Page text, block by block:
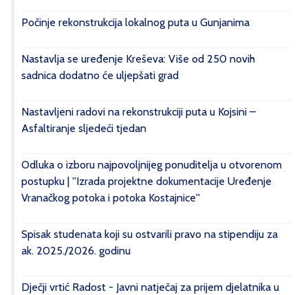
Počinje rekonstrukcija lokalnog puta u Gunjanima
Nastavlja se uređenje Kreševa: Više od 250 novih
sadnica dodatno će uljepšati grad
Nastavljeni radovi na rekonstrukciji puta u Kojsini –
Asfaltiranje sljedeći tjedan
Odluka o izboru najpovoljnijeg ponuditelja u otvorenom
postupku | ''Izrada projektne dokumentacije Uređenje
Vranačkog potoka i potoka Kostajnice''
Spisak studenata koji su ostvarili pravo na stipendiju za
ak. 2025./2026. godinu
Dječji vrtić Radost - Javni natječaj za prijem djelatnika u